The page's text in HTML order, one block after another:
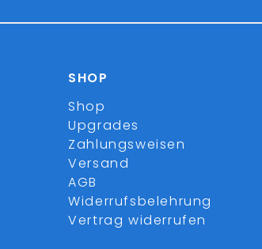
SHOP
Shop
Upgrades
Zahlungsweisen
Versand
AGB
Widerrufsbelehrung
Vertrag widerrufen